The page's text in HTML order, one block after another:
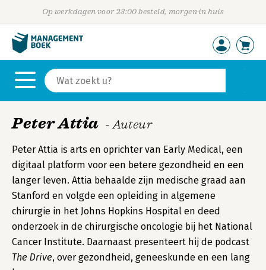
Op werkdagen voor 23:00 besteld, morgen in huis
Peter Attia - Auteur
Peter Attia is arts en oprichter van Early Medical, een
digitaal platform voor een betere gezondheid en een
langer leven. Attia behaalde zijn medische graad aan
Stanford en volgde een opleiding in algemene
chirurgie in het Johns Hopkins Hospital en deed
onderzoek in de chirurgische oncologie bij het National
Cancer Institute. Daarnaast presenteert hij de podcast
The Drive, over gezondheid, geneeskunde en een lang